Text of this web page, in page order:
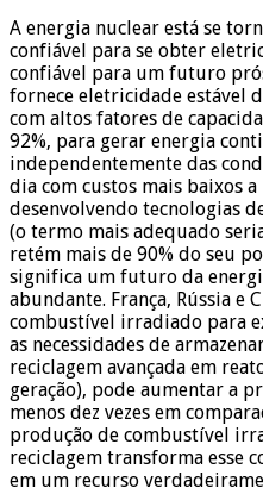
A energia nuclear está se
confiável para se obter
confiável para um futuro
fornece eletricidade estável
com altos fatores de
92%, para gerar energia
independentemente das
dia com custos mais baixos
desenvolvendo tecnologias
(o termo mais adequado
retém mais de 90% do seu
significa um futuro da
abundante. França, Rússia e
combustível irradiado para
as necessidades de
reciclagem avançada em
geração), pode aumentar a
menos dez vezes em
produção de combustível
reciclagem transforma esse
em um recurso